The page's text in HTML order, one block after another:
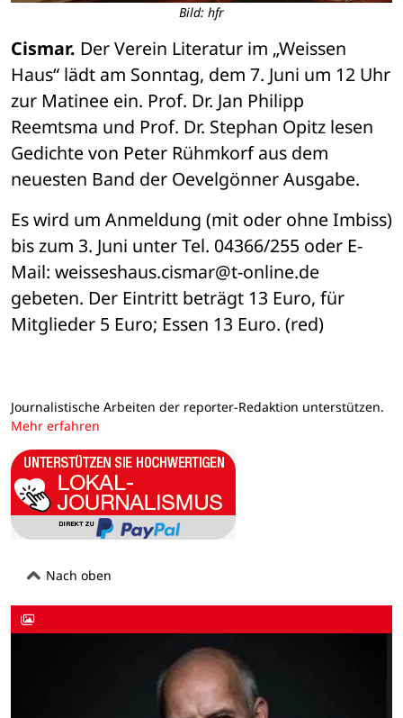
Bild: hfr
Cismar. Der Verein Literatur im „Weissen
Haus“ lädt am Sonntag, dem 7. Juni um 12 Uhr
zur Matinee ein. Prof. Dr. Jan Philipp
Reemtsma und Prof. Dr. Stephan Opitz lesen
Gedichte von Peter Rühmkorf aus dem
neuesten Band der Oevelgönner Ausgabe.
Es wird um Anmeldung (mit oder ohne Imbiss)
bis zum 3. Juni unter Tel. 04366/255 oder E-
Mail: weisseshaus.cismar@t-online.de
gebeten. Der Eintritt beträgt 13 Euro, für
Mitglieder 5 Euro; Essen 13 Euro. (red)
Journalistische Arbeiten der reporter-Redaktion unterstützen.
Mehr erfahren
Nach oben